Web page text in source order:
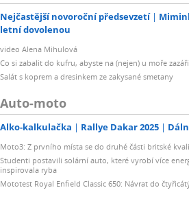
Nejčastější novoroční předsevzetí
letní dovolenou
video Alena Mihulová
Co si zabalit do kufru, abyste na (nejen) u moře
Salát s koprem a dresinkem ze zakysané smetany
Auto-moto
Alko-kalkulačka Rallye Dakar 2025
Moto3: Z prvního místa se do druhé části britské
Studenti postavili solární auto, které vyrobí více
inspirovala ryba
Mototest Royal Enfield Classic 650: Návrat do